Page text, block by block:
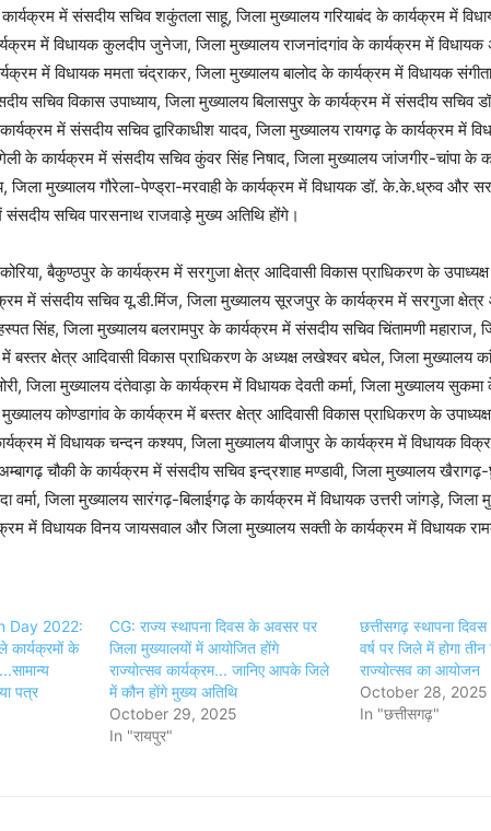
के कार्यक्रम में संसदीय सचिव शकुंतला साहू, जिला मुख्यालय गरियाबंद के कार्यक्रम में
में विधायक कुलदीप जुनेजा, जिला मुख्यालय राजनांदगांव के कार्यक्रम में विधायक
में विधायक ममता चंद्राकर, जिला मुख्यालय बालोद के कार्यक्रम में विधायक
सचिव विकास उपाध्याय, जिला मुख्यालय बिलासपुर के कार्यक्रम में संसदीय सचिव
में संसदीय सचिव द्वारिकाधीश यादव, जिला मुख्यालय रायगढ़ के कार्यक्रम में
के कार्यक्रम में संसदीय सचिव कुंवर सिंह निषाद, जिला मुख्यालय जांजगीर-चांपा के
जिला मुख्यालय गौरेला-पेण्ड्रा-मरवाही के कार्यक्रम में विधायक डॉ. के.के.ध्रुव और
सचिव पारसनाथ राजवाड़े मुख्य अतिथि होंगे।
बैकुण्ठपुर के कार्यक्रम में सरगुजा क्षेत्र आदिवासी विकास प्राधिकरण के
में संसदीय सचिव यू.डी.मिंज, जिला मुख्यालय सूरजपुर के कार्यक्रम में सरगुजा क्षेत्र
सिंह, जिला मुख्यालय बलरामपुर के कार्यक्रम में संसदीय सचिव चिंतामणी महाराज,
बस्तर क्षेत्र आदिवासी विकास प्राधिकरण के अध्यक्ष लखेश्वर बघेल, जिला मुख्यालय
जिला मुख्यालय दंतेवाड़ा के कार्यक्रम में विधायक देवती कर्मा, जिला मुख्यालय
कोण्डागांव के कार्यक्रम में बस्तर क्षेत्र आदिवासी विकास प्राधिकरण के
में विधायक चन्दन कश्यप, जिला मुख्यालय बीजापुर के कार्यक्रम में विधायक
चौकी के कार्यक्रम में संसदीय सचिव इन्द्रशाह मण्डावी, जिला मुख्यालय
वर्मा, जिला मुख्यालय सारंगढ़-बिलाईगढ़ के कार्यक्रम में विधायक उत्तरी जांगड़े,
में विधायक विनय जायसवाल और जिला मुख्यालय सक्ती के कार्यक्रम में विधायक
Day 2022:
कार्यक्रमों के
पत्र
CG: राज्य स्थापना दिवस के अवसर पर
जिला मुख्यालयों में आयोजित होंगे
राज्योत्सव कार्यक्रम... जानिए आपके जिले
में कौन होंगे मुख्य अतिथि
October 29, 2025
In "रायपुर"
छत्तीसगढ़ स्थापना
वर्ष पर जिले में होगा
राज्योत्सव का आयोजन
October 28, 2025
In "छत्तीसगढ़"